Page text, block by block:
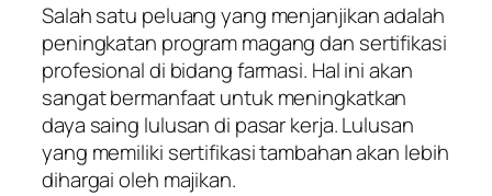
Salah satu peluang yang menjanjikan adalah
peningkatan program magang dan sertifikasi
profesional di bidang farmasi. Hal ini akan
sangat bermanfaat untuk meningkatkan
daya saing lulusan di pasar kerja. Lulusan
yang memiliki sertifikasi tambahan akan lebih
dihargai oleh majikan.